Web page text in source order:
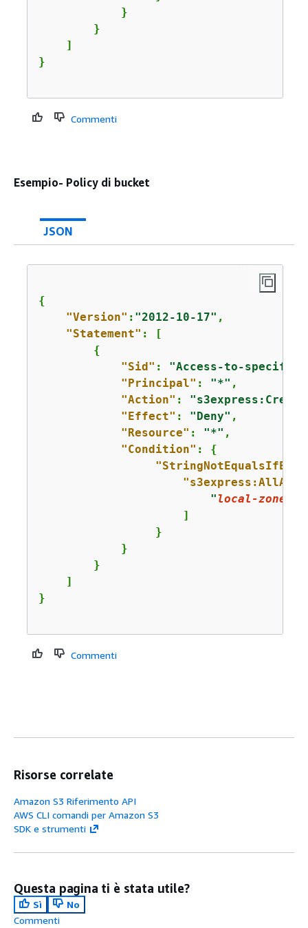
            }
        }
    ]
}
Commenti
Esempio- Policy di bucket
JSON
{
"Version" : "2012-10-17" ,
"Statement" : [
{
"Sid" : "Access-to-specific-
"Principal" : "*" ,
"Action" :
"Effect" : "Deny" ,
"Resource" : "*" ,
"Condition" : {
" local-zone-
                     ]
                 }
            }
        }
    ]
}
Commenti
Risorse correlate
Amazon S3 Riferimento API
AWS CLI comandi per Amazon S3
SDK e strumenti
Questa pagina ti è stata utile?
Sì
No
Commenti